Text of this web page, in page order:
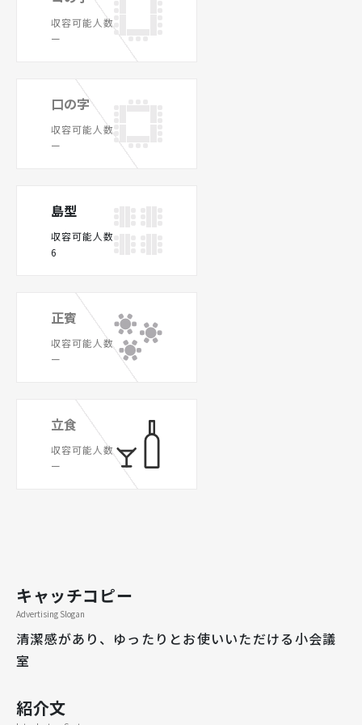
収容可能人数
ー
口の字
収容可能人数
ー
島型
収容可能人数
6
正賓
収容可能人数
ー
立食
収容可能人数
ー
キャッチコピー
Advertising Slogan
清潔感があり、ゆったりとお使いいただける小会議
室
紹介文